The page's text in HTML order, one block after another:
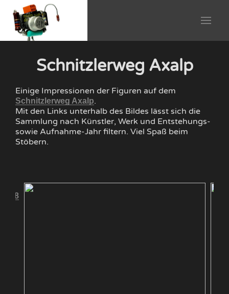
Schnitzlerweg Axalp
Einige Impressionen der Figuren auf dem
Schnitzlerweg Axalp.
Mit den Links unterhalb des Bildes lässt sich die
Sammlung nach Künstler, Werk und Entstehungs-
sowie Aufnahme-Jahr filtern. Viel Spaß beim
Stöbern.